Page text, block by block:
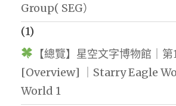
Group( SEG）
(1)
【總覽】星空文字博物館｜第
[Overview] ｜Starry Eagle
World 1